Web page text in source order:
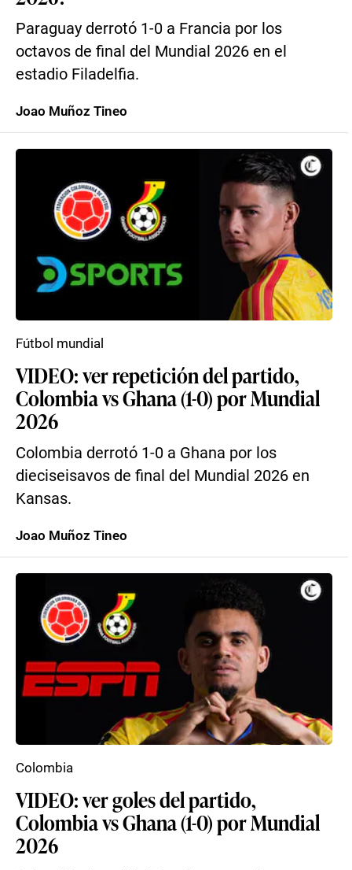
Paraguay derrotó 1-0 a Francia por los
octavos de final del Mundial 2026 en el
estadio Filadelfia.
Joao Muñoz Tineo
VIDEO: ver repetición del partido,
Colombia vs Ghana (1-0) por Mundial
2026
Colombia derrotó 1-0 a Ghana por los
dieciseisavos de final del Mundial 2026 en
Kansas.
Fútbol mundial
Joao Muñoz Tineo
VIDEO: ver goles del partido,
Colombia vs Ghana (1-0) por Mundial
2026
Colombia